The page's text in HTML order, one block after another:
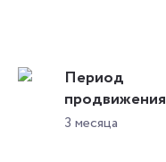
Период
продвижения
3 месяца